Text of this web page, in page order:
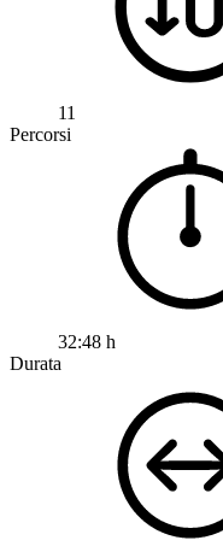
11
Percorsi
32:48 h
Durata